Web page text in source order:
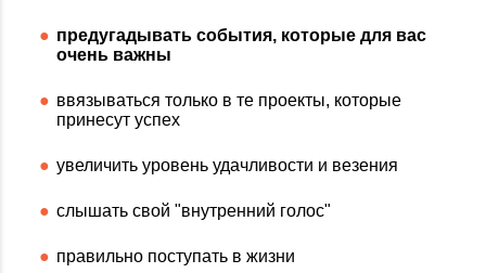
предугадывать события, которые для вас
очень важны
ввязываться только в те проекты, которые
принесут успех
увеличить уровень удачливости и везения
слышать свой "внутренний голос"
правильно поступать в жизни